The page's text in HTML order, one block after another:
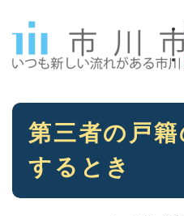
本
第三者の戸
するとき